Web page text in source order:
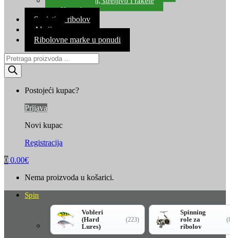
Kontakt
Savjeti za ribolov
Akcija
Ribolovne marke u ponudi
Products
search
Postojeći kupac?
Prijava
Novi kupac
Registracija
0 0.00€
Nema proizvoda u košarici.
Spin
Vobleri
(Hard
Lures)
(223)
Spinning
role za
ribolov